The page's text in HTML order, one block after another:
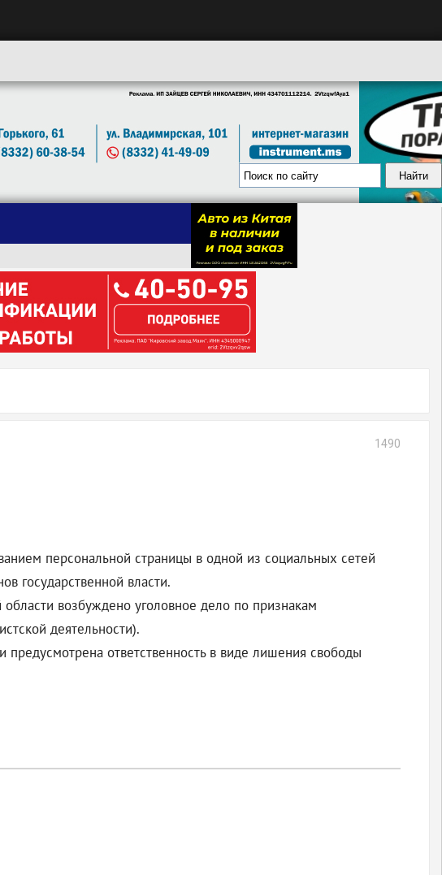
1490
персональной страницы в одной из социальных сетей
государственной власти.
возбуждено уголовное дело по признакам
деятельности).
ответственность в виде лишения свободы